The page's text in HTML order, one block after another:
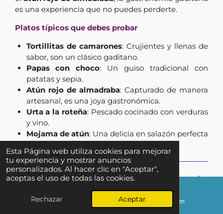
Esta Página web utiliza cookies para mejorar
tu experiencia y mostrar anuncios
personalizados. Al hacer clic en "Aceptar",
aceptas el uso de todas las cookies.
Rechazar Aceptar
es una experiencia que no puedes perderte.
Platos típicos que debes probar
Tortillitas de camarones: Crujientes y llenas de
sabor, son un clásico gaditano.
Papas con choco: Un guiso tradicional con
patatas y sepia.
Atún rojo de almadraba: Capturado de manera
artesanal, es una joya gastronómica.
Urta a la roteña: Pescado cocinado con verduras
y vino.
Mojama de atún: Una delicia en salazón perfecta
Mejores zonas donde alojarse durante
las Carreras de Caballos de Sanlúcar
Correo electrónico Instagram